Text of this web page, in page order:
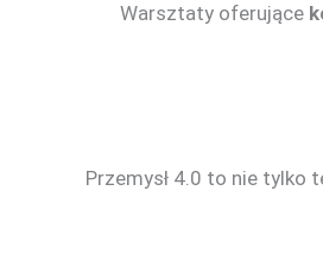
Warsztaty oferujące
Przemysł 4.0 to nie tylko